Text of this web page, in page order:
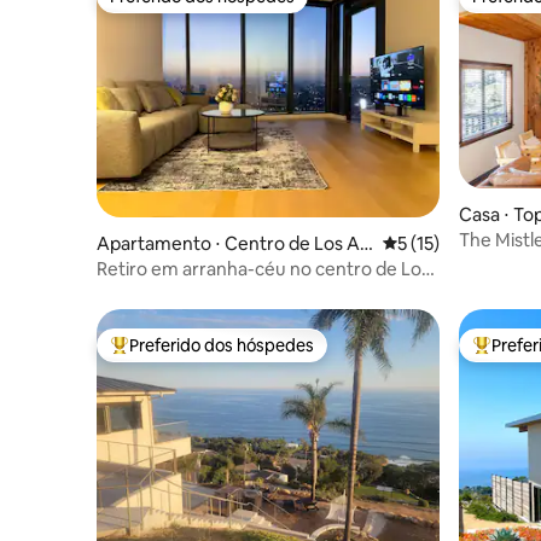
Preferido dos hóspedes
Apartamento ⋅ Centro de Los An
geles
5 de uma
5 (15)
Retiro em arranha-céu no centro de Los
Casa ⋅
The
Entre os melhores preferidos dos hóspedes
Preferido dos hóspedes Entre